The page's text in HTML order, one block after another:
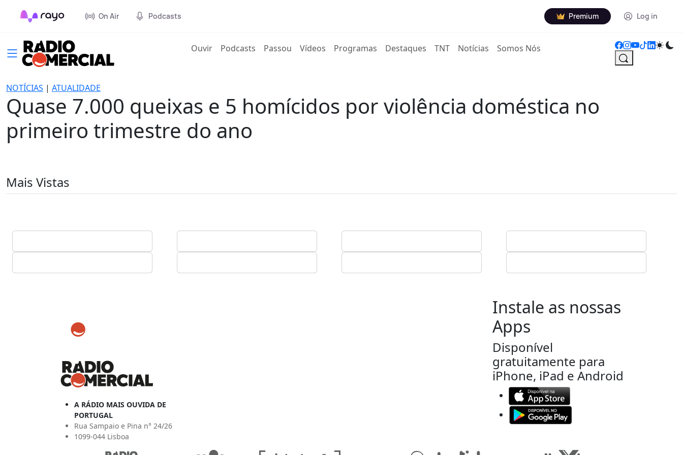
On Air Podcasts Premium Log in
Ouvir(current)
Podcasts Passou Vídeos Programas Destaques TNT Notícias Somos Nós
NOTÍCIAS | ATUALIDADE
Quase 7.000 queixas e 5 homícidos por violência doméstica no
primeiro trimestre do ano
Mais Vistas
A RÁDIO MAIS OUVIDA DE
PORTUGAL
Rua Sampaio e Pina n° 24/26
1099-044 Lisboa
Instale as nossas
Apps
Disponível
gratuitamente para
iPhone, iPad e Android